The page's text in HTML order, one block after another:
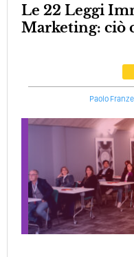
Le 22 Leggi Immutabili del
Marketing: ciò
Paolo